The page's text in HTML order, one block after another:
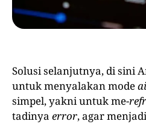
Solusi selanjutnya, di sini
untuk menyalakan mode
simpel, yakni untuk me-
tadinya error, agar